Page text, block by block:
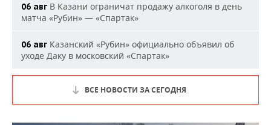
06 авг В Казани ограничат продажу алкоголя в день
матча «Рубин» — «Спартак»
06 авг Казанский «Рубин» официально объявил об
уходе Даку в московский «Спартак»
ВСЕ НОВОСТИ ЗА СЕГОДНЯ